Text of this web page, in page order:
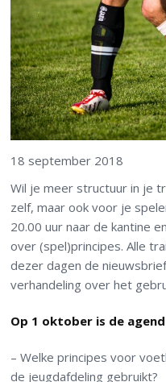
18 september 2018
Wil je meer structuur in je
zelf, maar ook voor je
20.00 uur naar de kantine
over (spel)principes. Alle
dezer dagen de
verhandeling over het
Op 1 oktober is de
– Welke principes voor
de jeugdafdeling gebruikt?